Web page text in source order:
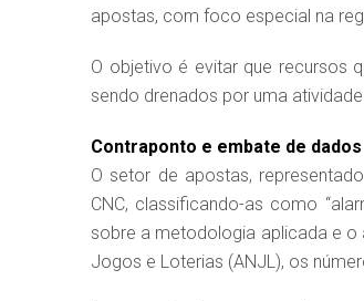
apostas, com foco especial na
O objetivo é evitar que recursos
sendo drenados por uma
Contraponto e embate de dados
O setor de apostas,
CNC, classificando-as como
sobre a metodologia aplicada e o
Jogos e Loterias (ANJL), os